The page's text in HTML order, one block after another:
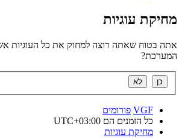
מחיקת עוגיות
אתה בטוח שאתה רוצה למחוק את כל העוגיות
המערכת?
VGF פורומים
כל הזמנים הם UTC+03:00
מחיקת עוגיות